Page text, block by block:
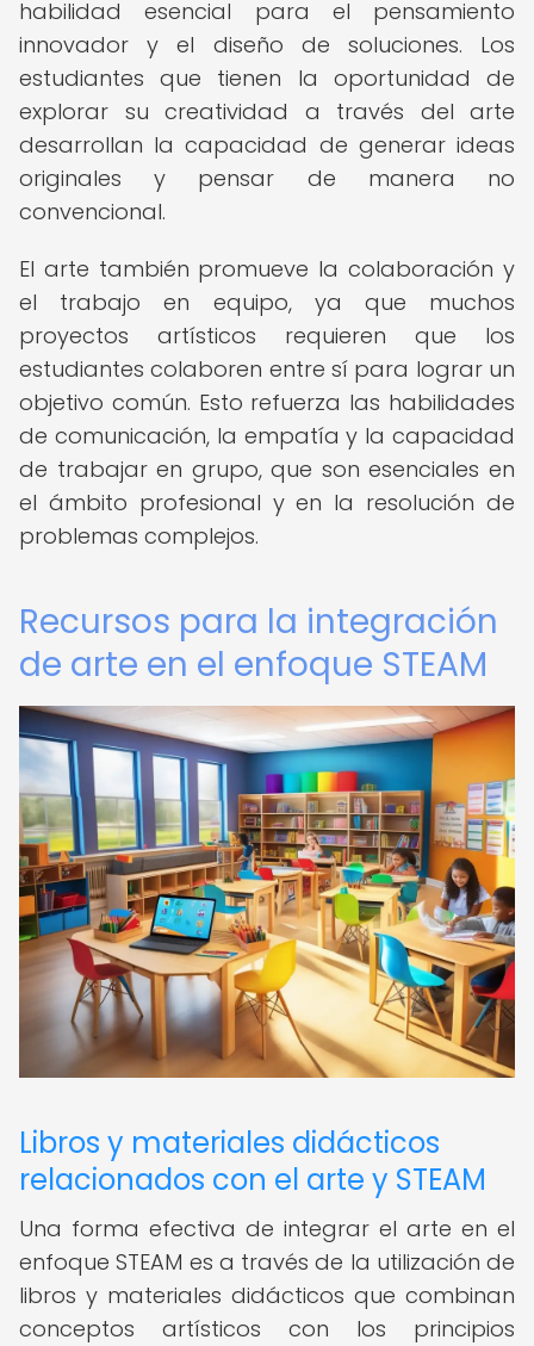
habilidad esencial para el pensamiento
innovador y el diseño de soluciones. Los
estudiantes que tienen la oportunidad de
explorar su creatividad a través del arte
desarrollan la capacidad de generar ideas
originales y pensar de manera no
convencional.
El arte también promueve la colaboración y
el trabajo en equipo, ya que muchos
proyectos artísticos requieren que los
estudiantes colaboren entre sí para lograr un
objetivo común. Esto refuerza las habilidades
de comunicación, la empatía y la capacidad
de trabajar en grupo, que son esenciales en
el ámbito profesional y en la resolución de
problemas complejos.
Recursos para la integración
de arte en el enfoque STEAM
Libros y materiales didácticos
relacionados con el arte y STEAM
Una forma efectiva de integrar el arte en el
enfoque STEAM es a través de la utilización de
libros y materiales didácticos que combinan
conceptos artísticos con los principios